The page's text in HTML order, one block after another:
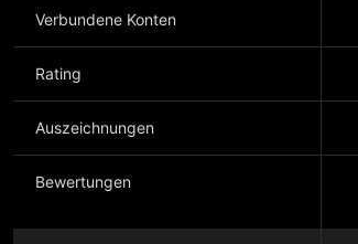
Verbundene Konten
Rating
Auszeichnungen
Bewertungen